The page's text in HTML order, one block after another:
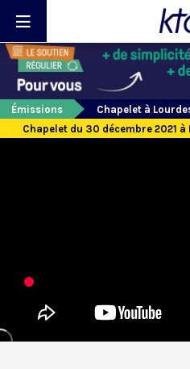
Émissions
Chapelet à
Chapelet du 30 décembre 2021 à